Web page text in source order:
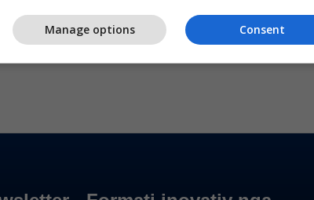
e tyre televizive kombëtare për të shmangur
me muzikën, me qëllim që të
Consent
Manage options